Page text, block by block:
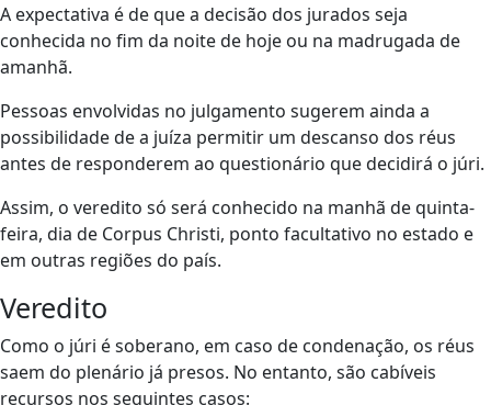
A expectativa é de que a decisão dos jurados seja
conhecida no fim da noite de hoje ou na madrugada de
amanhã.
Pessoas envolvidas no julgamento sugerem ainda a
possibilidade de a juíza permitir um descanso dos réus
antes de responderem ao questionário que decidirá o júri.
Assim, o veredito só será conhecido na manhã de quinta-
feira, dia de Corpus Christi, ponto facultativo no estado e
em outras regiões do país.
Veredito
Como o júri é soberano, em caso de condenação, os réus
saem do plenário já presos. No entanto, são cabíveis
recursos nos seguintes casos: